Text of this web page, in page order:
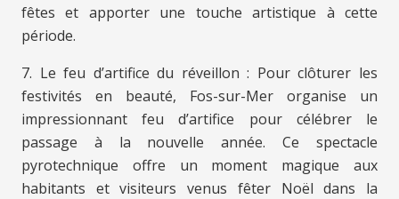
fêtes et apporter une touche artistique à cette
période.
7. Le feu d’artifice du réveillon : Pour clôturer les
festivités en beauté, Fos-sur-Mer organise un
impressionnant feu d’artifice pour célébrer le
passage à la nouvelle année. Ce spectacle
pyrotechnique offre un moment magique aux
habitants et visiteurs venus fêter Noël dans la